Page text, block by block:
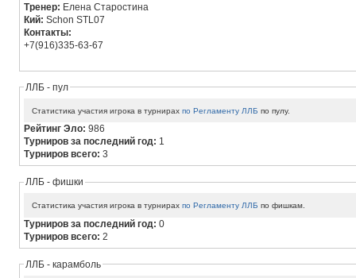
Тренер: Елена Старостина
Кий:Schon STL07
Контакты:
+7(916)335-63-67
ЛЛБ - пул
Статистика участия игрока в турнирахпо Регламенту ЛЛБ по пулу.
Рейтинг Эло:986
Турниров за последний год: 1
Турниров всего:3
ЛЛБ - фишки
Статистика участия игрока в турнирахпо Регламенту ЛЛБ по фишкам.
Турниров за последний год:0
Турниров всего:2
ЛЛБ - карамболь